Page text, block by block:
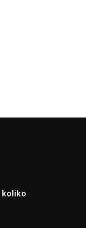
koliko